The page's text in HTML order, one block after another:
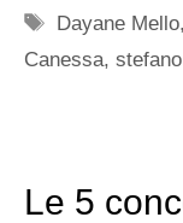
Tag
Dayane Mello,
Canessa,
Le 5